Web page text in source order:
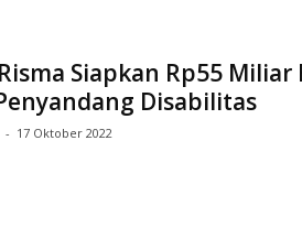
Siapkan Rp55 Miliar
Disabilitas
- 17 Oktober 2022